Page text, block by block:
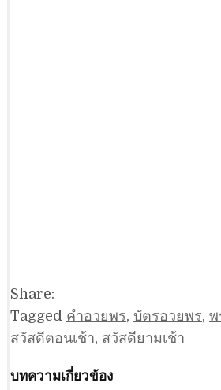
Share:
Tagged คำอวยพร, บัตรอวยพร, พ
สวัสดีตอนเช้า, สวัสดียามเช้า
บทความเกี่ยวข้อง